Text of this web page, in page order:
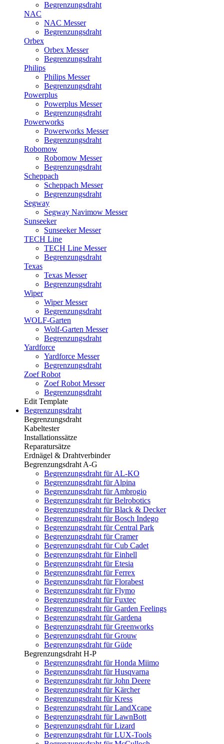
Begrenzungsdraht
NAC
NAC Messer
Begrenzungsdraht
Orbex
Orbex Messer
Begrenzungsdraht
Philips
Philips Messer
Begrenzungsdraht
Powerplus
Powerplus Messer
Begrenzungsdraht
Powerworks
Powerworks Messer
Begrenzungsdraht
Robomow
Robomow Messer
Begrenzungsdraht
Scheppach
Scheppach Messer
Begrenzungsdraht
Segway
Segway Navimow Messer
Sunseeker
Sunseeker Messer
TECH Line
TECH Line Messer
Begrenzungsdraht
Texas
Texas Messer
Begrenzungsdraht
Wiper
Wiper Messer
Begrenzungsdraht
WOLF-Garten
Wolf-Garten Messer
Begrenzungsdraht
Yardforce
Yardforce Messer
Begrenzungsdraht
Zoef Robot
Zoef Robot Messer
Begrenzungsdraht
Edit Template
Begrenzungsdraht
Begrenzungsdraht
Kabeltester
Installationssätze
Reparatursätze
Erdnägel & Drahtverbinder
Begrenzungsdraht A-G
Begrenzungsdraht für AL-KO
Begrenzungsdraht für Alpina
Begrenzungsdraht für Ambrogio
Begrenzungsdraht für Belrobotics
Begrenzungsdraht für Black & Decker
Begrenzungsdraht für Bosch Indego
Begrenzungsdraht für Central Park
Begrenzungsdraht für Cramer
Begrenzungsdraht für Cub Cadet
Begrenzungsdraht für Einhell
Begrenzungsdraht für Etesia
Begrenzungsdraht für Ferrex
Begrenzungsdraht für Florabest
Begrenzungsdraht für Flymo
Begrenzungsdraht für Fuxtec
Begrenzungsdraht für Garden Feelings
Begrenzungsdraht für Gardena
Begrenzungsdraht für Greenworks
Begrenzungsdraht für Grouw
Begrenzungsdraht für Güde
Begrenzungsdraht H-P
Begrenzungsdraht für Honda Miimo
Begrenzungsdraht für Husqvarna
Begrenzungsdraht für John Deere
Begrenzungsdraht für Kärcher
Begrenzungsdraht für Kress
Begrenzungsdraht für LandXcape
Begrenzungsdraht für LawnBott
Begrenzungsdraht für Lizard
Begrenzungsdraht für LUX-Tools